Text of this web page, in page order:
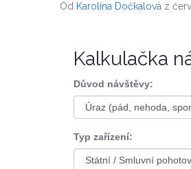
Od Karolína Dočkalová z
Kalkulačka
Důvod návštěvy:
Typ zařízení: